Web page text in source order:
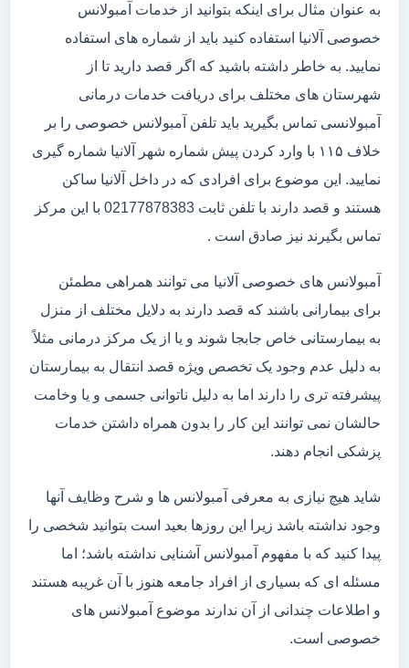
به عنوان مثال برای اینکه بتوانید از خدمات آمبولانس
خصوصی آلانیا استفاده کنید باید از شماره های استفاده
نمایید. به خاطر داشته باشید که اگر قصد دارید تا از
شهرستان های مختلف برای دریافت خدمات درمانی
آمبولانسی تماس بگیرید باید تلفن آمبولانس خصوصی را بر
خلاف ۱۱۵ با وارد کردن پیش شماره شهر آلانیا شماره گیری
نمایید. این موضوع برای افرادی که در داخل آلانیا ساکن
هستند و قصد دارند با تلفن ثابت 02177878383 با این مرکز
تماس بگیرند نیز صادق است .
آمبولانس های خصوصی آلانیا می توانند همراهی مطمئن
برای بیمارانی باشند که قصد دارند به دلایل مختلف از منزل
به بیمارستانی خاص جابجا شوند و یا از یک مرکز درمانی مثلاً
به دلیل عدم وجود یک تخصص ویژه قصد انتقال به بیمارستان
پیشرفته تری را دارند اما به دلیل ناتوانی جسمی و یا وخامت
حالشان نمی توانند این کار را بدون همراه داشتن خدمات
پزشکی انجام دهند.
شاید هیچ نیازی به معرفی آمبولانس ها و شرح وظایف آنها
وجود نداشته باشد زیرا این روزها بعید است بتوانید شخصی را
پیدا کنید که با مفهوم آمبولانس آشنایی نداشته باشد؛ اما
مسئله ای که بسیاری از افراد جامعه هنوز با آن غریبه هستند
و اطلاعات چندانی از آن ندارند موضوع آمبولانس های
خصوصی است.